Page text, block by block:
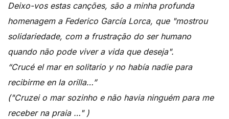
Deixo-vos estas canções, são a minha profunda
homenagem a Federico García Lorca, que "mostrou
solidariedade, com a frustração do ser humano
quando não pode viver a vida que deseja".
“Crucé el mar en solitario y no había nadie para
recibirme en la orilla…”
("Cruzei o mar sozinho e não havia ninguém para me
receber na praia …" )